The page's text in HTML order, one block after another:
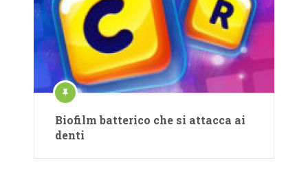
Biofilm batterico che si attacca ai
denti